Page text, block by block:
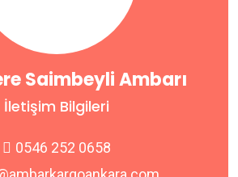
Saimbeyli Ambarı
İletişim Bilgileri
0546 252 0658